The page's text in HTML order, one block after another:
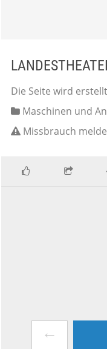
Die Seite wird
Maschinen und
Missbrauch
←